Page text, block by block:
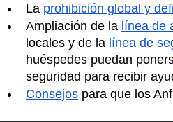
La prohibición global y
Ampliación de la línea de
locales y de la línea de
huéspedes puedan
seguridad para recibir
Consejos para que los